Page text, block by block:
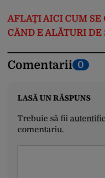
AFLAȚI AICI CUM SE
CÂND E ALĂTURI DE
Comentarii 0
LASĂ UN RĂSPUNS
Trebuie să fii
comentariu.